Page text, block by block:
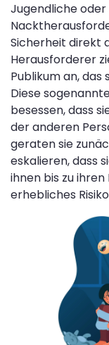
Jugendliche oder
Sicherheit direkt
Herausforderer
Publikum an, das
Diese
besessen, dass
der anderen
geraten sie
eskalieren, dass
ihnen bis zu
erhebliches